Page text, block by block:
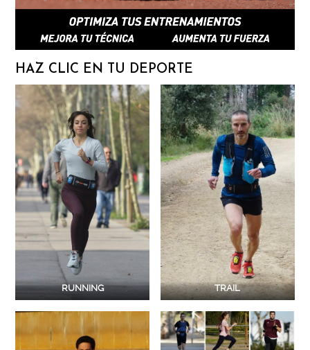
HAZ CLIC EN TU DEPORTE
RUNNING TRAIL